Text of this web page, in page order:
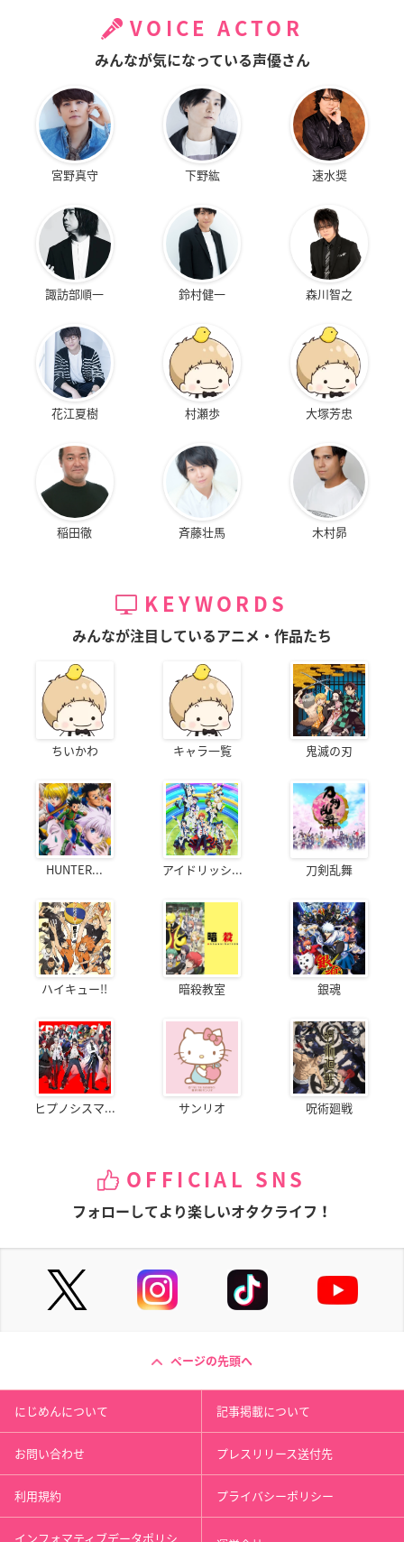
VOICE ACTOR
みんなが気になっている声優さん
宮野真守 下野紘 速水奨
諏訪部順一 鈴村健一 森川智之
花江夏樹 村瀬歩 大塚芳忠
稲田徹 斉藤壮馬 木村昴
KEYWORDS
みんなが注目しているアニメ・作品たち
ちいかわ キャラ一覧 鬼滅の刃
HUNTER... アイドリッシ... 刀剣乱舞
ハイキュー!! 暗殺教室 銀魂
ヒプノシスマ... サンリオ 呪術廻戦
OFFICIAL SNS
フォローしてより楽しいオタクライフ！
ページの先頭へ
にじめんについて 記事掲載について
お問い合わせ プレスリリース送付先
利用規約 プライバシーポリシー
インフォマティブデータポリシ